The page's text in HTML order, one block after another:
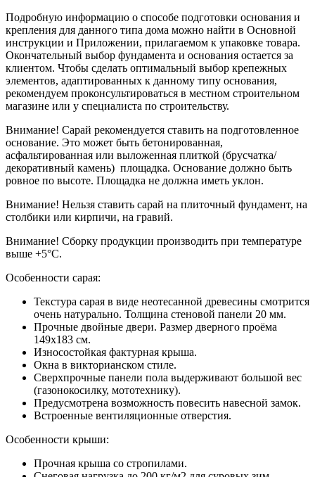
Подробную информацию о способе подготовки основания и
крепления для данного типа дома можно найти в Основной
инструкции и Приложении, прилагаемом к упаковке товара.
Окончательный выбор фундамента и основания остается за
клиентом. Чтобы сделать оптимальный выбор крепежных
элементов, адаптированных к данному типу основания,
рекомендуем проконсультироваться в местном строительном
магазине или у специалиста по строительству.
Внимание! Сарай рекомендуется ставить на подготовленное
основание. Это может быть бетонированная,
асфальтированная или выложенная плиткой (брусчатка/
декоративный камень) площадка. Основание должно быть
ровное по высоте. Площадка не должна иметь уклон.
Внимание! Нельзя ставить сарай на плиточный фундамент, на
столбики или кирпичи, на гравий.
Внимание! Сборку продукции производить при температуре
выше +5°С.
Особенности сарая:
Текстура сарая в виде неотесанной древесины смотрится
очень натурально. Толщина стеновой панели 20 мм.
Прочные двойные двери. Размер дверного проёма
149х183 см.
Износостойкая фактурная крыша.
Окна в викторианском стиле.
Сверхпрочные панели пола выдерживают большой вес
(газонокосилку, мототехнику).
Предусмотрена возможность повесить навесной замок.
Встроенные вентиляционные отверстия.
Особенности крыши:
Прочная крыша со стропилами.